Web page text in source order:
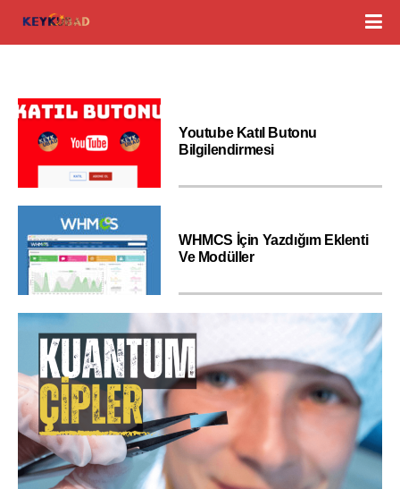
Youtube Katıl Butonu
Bilgilendirmesi
WHMCS İçin Yazdığım Eklenti
Ve Modüller